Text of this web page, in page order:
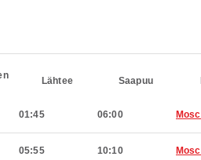
Lähtee Saapuu
01:45 06:00
05:55 10:10